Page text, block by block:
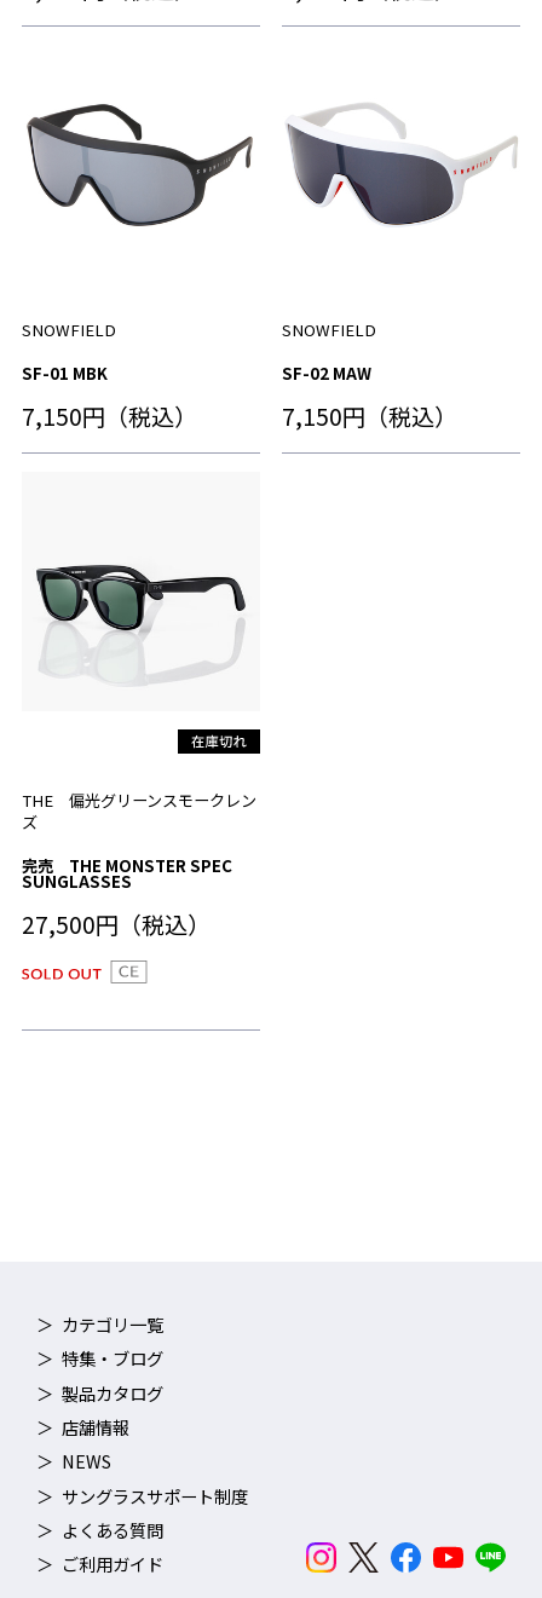
SNOWFIELD
SF-01 MBK
7,150円（税込）
SNOWFIELD
SF-02 MAW
7,150円（税込）
THE 偏光グリーンスモークレン
ズ
完売 THE MONSTER SPEC
SUNGLASSES
27,500円（税込）
カテゴリ一覧
特集・ブログ
製品カタログ
店舗情報
NEWS
サングラスサポート制度
よくある質問
ご利用ガイド